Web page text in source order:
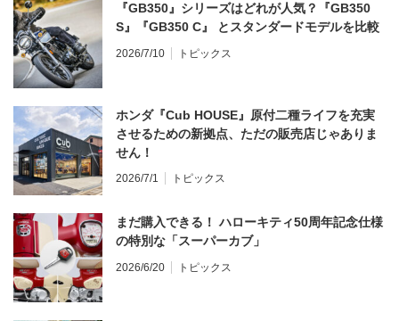
『GB350』シリーズはどれが人気？『GB350
S』『GB350 C』 とスタンダードモデルを比較
2026/7/10 トピックス
ホンダ『Cub HOUSE』原付二種ライフを充実
させるための新拠点、ただの販売店じゃありま
せん！
2026/7/1 トピックス
まだ購入できる！ ハローキティ50周年記念仕様
の特別な「スーパーカブ」
2026/6/20 トピックス